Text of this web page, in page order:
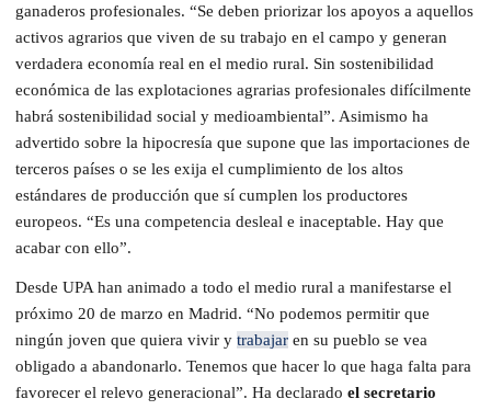
ganaderos profesionales. “Se deben priorizar los apoyos a aquellos
activos agrarios que viven de su trabajo en el campo y generan
verdadera economía real en el medio rural. Sin sostenibilidad
económica de las explotaciones agrarias profesionales difícilmente
habrá sostenibilidad social y medioambiental”. Asimismo ha
advertido sobre la hipocresía que supone que las importaciones de
terceros países o se les exija el cumplimiento de los altos
estándares de producción que sí cumplen los productores
europeos. “Es una competencia desleal e inaceptable. Hay que
acabar con ello”.
Desde UPA han animado a todo el medio rural a manifestarse el
próximo 20 de marzo en Madrid. “No podemos permitir que
ningún joven que quiera vivir y trabajar en su pueblo se vea
obligado a abandonarlo. Tenemos que hacer lo que haga falta para
favorecer el relevo generacional”. Ha declarado el secretario